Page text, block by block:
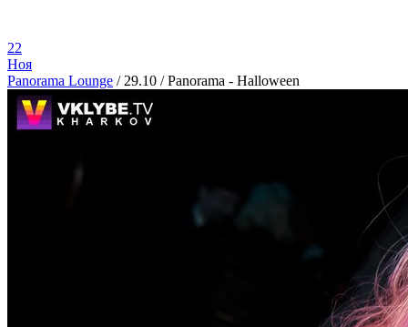
22
Ноя
Panorama Lounge / 29.10 / Panorama - Halloween